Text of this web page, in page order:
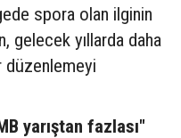
spora olan ilginin
gelecek yıllarda daha
düzenlemeyi
yarıştan fazlası"